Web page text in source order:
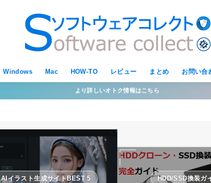
Windows Mac HOW-TO レビュー まとめ お問い合
より詳しいオトク情報はこちら
AIイラスト生成サイトBEST 5 HDD/SSD換装ガ